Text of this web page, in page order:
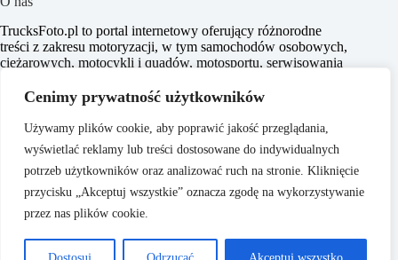
Cenimy prywatność użytkowników
Używamy plików cookie, aby poprawić jakość przeglądania,
wyświetlać reklamy lub treści dostosowane do indywidualnych
potrzeb użytkowników oraz analizować ruch na stronie. Kliknięcie
przycisku „Akceptuj wszystkie” oznacza zgodę na wykorzystywanie
przez nas plików cookie.
​TrucksFoto.pl to portal internetowy oferujący różnorodne
treści z zakresu motoryzacji, w tym samochodów osobowych,
ciężarowych, motocykli i quadów, motosportu, serwisowania
aktualnych informacji, praktycznych porad oraz inspiracji,
które wspierają czytelników w poszerzaniu wiedzy o
motoryzacji i podejmowaniu świadomych decyzji.
Copyright © 2026 -
O nas
Polityka Prywatności